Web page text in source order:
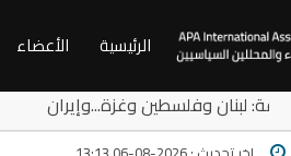
الرئيسية الأعضاء
في المنطقة: لبنان وفلسطين